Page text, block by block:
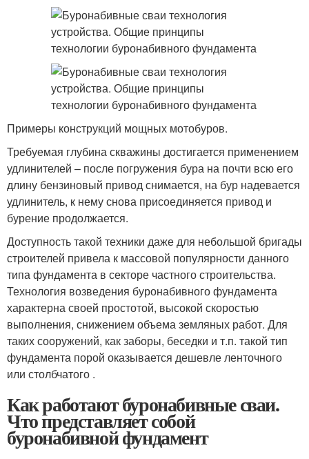
Примеры конструкций мощных мотобуров.
Требуемая глубина скважины достигается применением
удлинителей – после погружения бура на почти всю его
длину бензиновый привод снимается, на бур надевается
удлинитель, к нему снова присоединяется привод и
бурение продолжается.
Доступность такой техники даже для небольшой бригады
строителей привела к массовой популярности данного
типа фундамента в секторе частного строительства.
Технология возведения буронабивного фундамента
характерна своей простотой, высокой скоростью
выполнения, снижением объема земляных работ. Для
таких сооружений, как заборы, беседки и т.п. такой тип
фундамента порой оказывается дешевле ленточного
или столбчатого .
Как работают буронабивные сваи.
Что представляет собой
буронабивной фундамент